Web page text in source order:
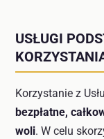
USŁUGI
Korzystanie z
bezpłatne,
woli. W celu